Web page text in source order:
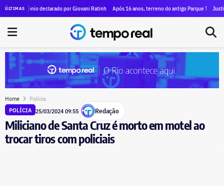
ÚLTIMAS
em seis anos
declarado por Giovani Ratinho salta de zero para R$ 1,84 milhão em dois mandatos na Alerj
Após 16 anos, terreno do antigo Parque Terra Encantada
Justiça do Rio
Home Polícia
POLÍCIA 25/03/2024 09:55 Redação
Miliciano de Santa Cruz é morto em motel ao
trocar tiros com policiais